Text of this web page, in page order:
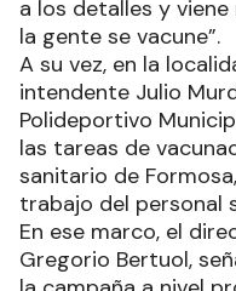
que debemos
inmunizados, ya que
nueva ola, que ojalá
resaltando que
que no se relaja,
a los detalles y viene
la gente se vacune”.
A su vez, en la
intendente Julio
Polideportivo